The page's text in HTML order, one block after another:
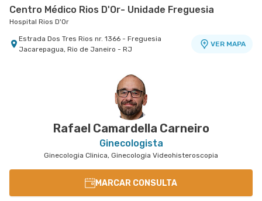
Centro Médico Rios D'Or- Unidade Freguesia
Hospital Rios D'Or
Estrada Dos Tres Rios nr. 1366 - Freguesia
Jacarepagua, Rio de Janeiro - RJ
VER MAPA
Avenida Das Americas nr. 4666 3° Andar Centro
Médico 1 - Salas 302 A2 - Barra da Tijuca, Rio de
Avenida Nossa Senhora de Copacabana nr. 664
Sala 310 Portaria 6 - Copacabana, Rio de Janeiro
Rua da Gloria nr. 122 5° Andar - Gloria, Rio de
Rafael Camardella Carneiro
Ginecologista
Ginecologia Clinica, Ginecologia Videohisteroscopia
MARCAR CONSULTA